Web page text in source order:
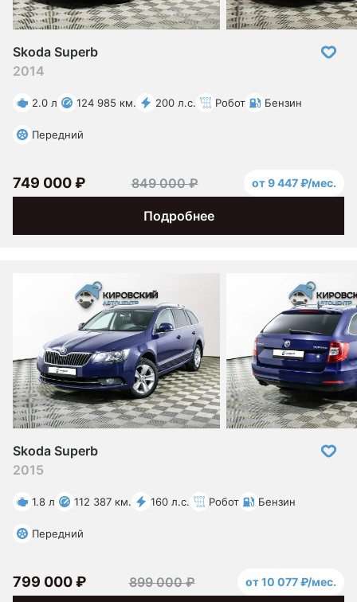
Skoda Superb
2014
2.0 л 124 985 км. 200 л.с. Робот Бензин
Передний
Подробнее
749 000 ₽ 849 000 ₽ от 9 447 ₽/мес.
Skoda Superb
2015
1.8 л 112 387 км. 160 л.с. Робот Бензин
Передний
799 000 ₽ 899 000 ₽ от 10 077 ₽/мес.